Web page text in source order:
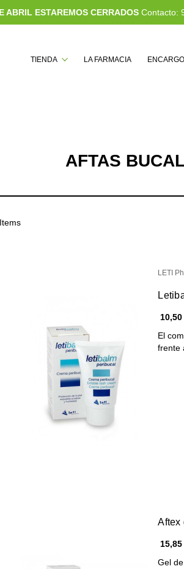
ABRIL ESTAREMOS CERRADOS Contacto:
TIENDA LA FARMACIA
AFTAS
LETI
10,50
El
frente
Aftex
15,85
Gel